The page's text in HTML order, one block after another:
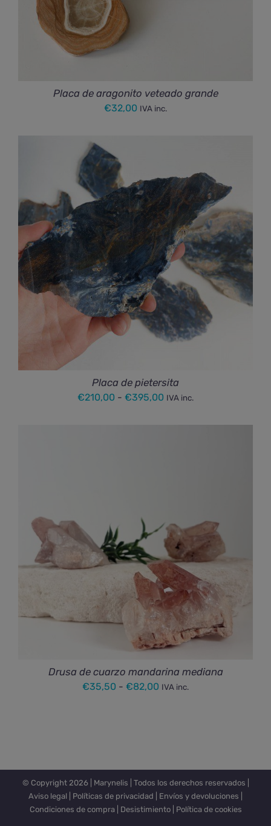
Placa de aragonito veteado grande
€32,00 IVA inc.
Placa de pietersita
€210,00 - €395,00 Rango
IVA inc.
Drusa de cuarzo mandarina mediana
€35,50 - €82,00 Rango
hasta
€82,00
IVA inc.
© Copyright 2026 | Marynelis | Todos los derechos reservados |
Aviso legal
Políticas de privacidad Envíos y devoluciones
Condiciones de compra| Desistimiento| Política de cookies